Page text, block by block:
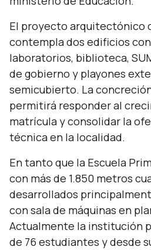
El proyecto arquitectónico
contempla dos edificios
laboratorios, biblioteca,
de gobierno y playones
semicubierto. La
permitirá responder al
matrícula y consolidar la
técnica en la localidad.
En tanto que la Escuela
con más de 1.850 metros
desarrollados
con sala de máquinas en
Actualmente la institución
de 76 estudiantes y desde